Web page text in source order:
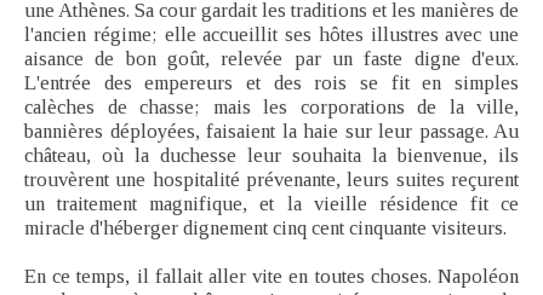
une Athènes. Sa cour gardait les traditions et les manières de
l'ancien régime; elle accueillit ses hôtes illustres avec une
aisance de bon goût, relevée par un faste digne d'eux.
L'entrée des empereurs et des rois se fit en simples
calèches de chasse; mais les corporations de la ville,
bannières déployées, faisaient la haie sur leur passage. Au
château, où la duchesse leur souhaita la bienvenue, ils
trouvèrent une hospitalité prévenante, leurs suites reçurent
un traitement magnifique, et la vieille résidence fit ce
miracle d'héberger dignement cinq cent cinquante visiteurs.
En ce temps, il fallait aller vite en toutes choses. Napoléon